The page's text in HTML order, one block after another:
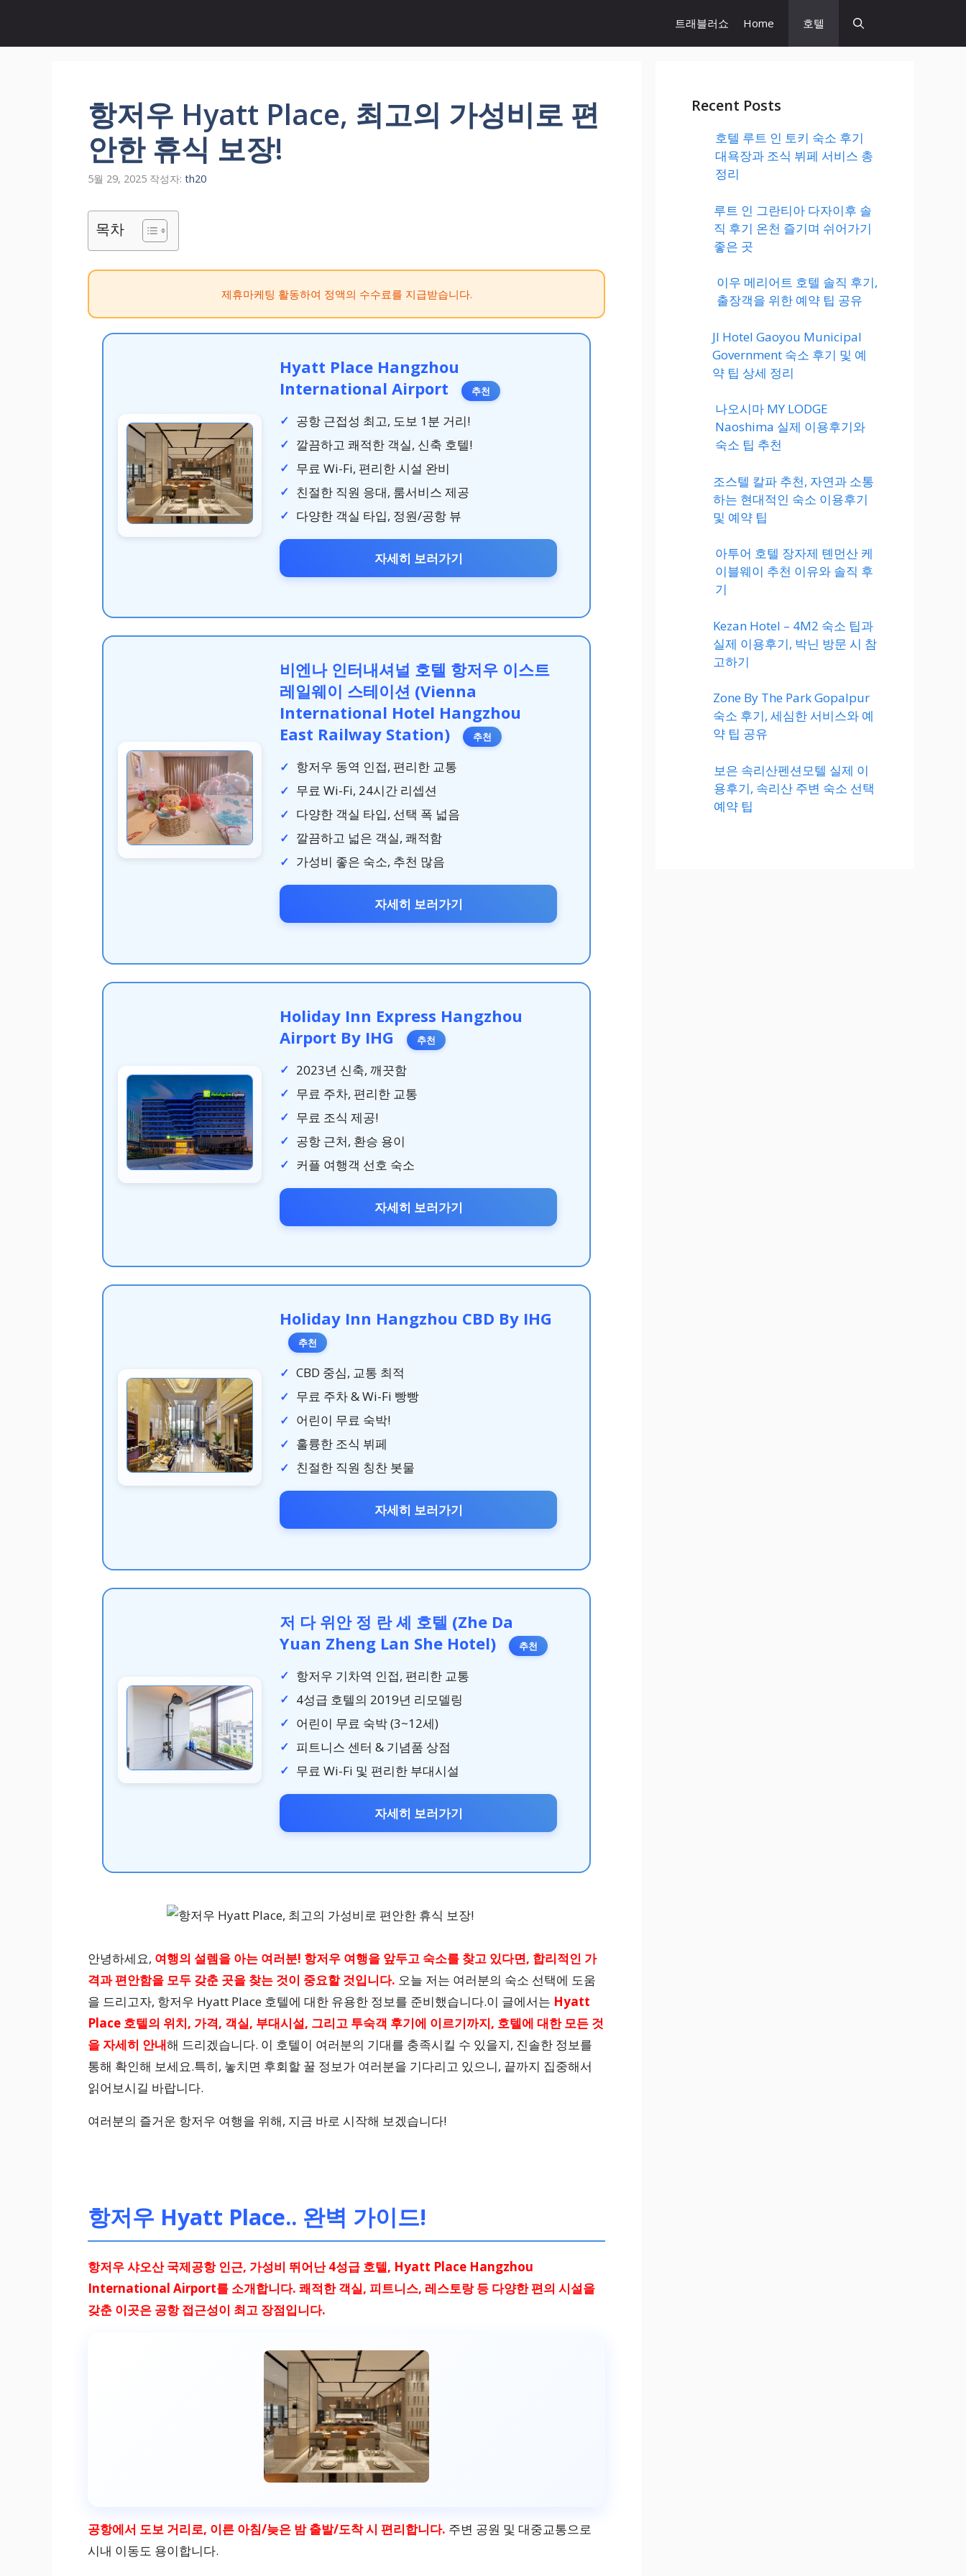
츠
트래블러쇼 Home 호텔
항저우 Hyatt Place, 최고의 가성비로 편
안한 휴식 보장!
5월 29, 2025 작성자: th20
목차
제휴마케팅 활동하여 정액의 수수료를 지급받습니다.
Hyatt Place Hangzhou
International Airport
추천
공항 근접성 최고, 도보 1분 거리!
깔끔하고 쾌적한 객실, 신축 호텔!
무료 Wi-Fi, 편리한 시설 완비
친절한 직원 응대, 룸서비스 제공
다양한 객실 타입, 정원/공항 뷰
자세히 보러가기
비엔나 인터내셔널 호텔 항저우 이스트
레일웨이 스테이션 (Vienna
International Hotel Hangzhou
East Railway Station)
추천
항저우 동역 인접, 편리한 교통
무료 Wi-Fi, 24시간 리셉션
다양한 객실 타입, 선택 폭 넓음
깔끔하고 넓은 객실, 쾌적함
가성비 좋은 숙소, 추천 많음
자세히 보러가기
Holiday Inn Express Hangzhou
Airport By IHG
추천
2023년 신축, 깨끗함
무료 주차, 편리한 교통
무료 조식 제공!
공항 근처, 환승 용이
커플 여행객 선호 숙소
자세히 보러가기
Holiday Inn Hangzhou CBD By IHG
추천
CBD 중심, 교통 최적
무료 주차 & Wi-Fi 빵빵
어린이 무료 숙박!
훌륭한 조식 뷔페
친절한 직원 칭찬 봇물
자세히 보러가기
저 다 위안 정 란 셰 호텔 (Zhe Da
Yuan Zheng Lan She Hotel)
추천
항저우 기차역 인접, 편리한 교통
4성급 호텔의 2019년 리모델링
어린이 무료 숙박 (3~12세)
피트니스 센터 & 기념품 상점
무료 Wi-Fi 및 편리한 부대시설
자세히 보러가기
안녕하세요, 여행의 설렘을 아는 여러분! 항저우 여행을 앞두고 숙소를 찾고 있다면, 합리적인 가
격과 편안함을 모두 갖춘 곳을 찾는 것이 중요할 것입니다. 오늘 저는 여러분의 숙소 선택에 도움
을 드리고자, 항저우 Hyatt Place 호텔에 대한 유용한 정보를 준비했습니다.이 글에서는 Hyatt
Place 호텔의 위치, 가격, 객실, 부대시설, 그리고 투숙객 후기에 이르기까지, 호텔에 대한 모든 것
을 자세히 안내해 드리겠습니다. 이 호텔이 여러분의 기대를 충족시킬 수 있을지, 진솔한 정보를
통해 확인해 보세요.특히, 놓치면 후회할 꿀 정보가 여러분을 기다리고 있으니, 끝까지 집중해서
읽어보시길 바랍니다.
여러분의 즐거운 항저우 여행을 위해, 지금 바로 시작해 보겠습니다!
항저우 Hyatt Place.. 완벽 가이드!
항저우 샤오산 국제공항 인근, 가성비 뛰어난 4성급 호텔, Hyatt Place Hangzhou
International Airport를 소개합니다. 쾌적한 객실, 피트니스, 레스토랑 등 다양한 편의 시설을
갖춘 이곳은 공항 접근성이 최고 장점입니다.
공항에서 도보 거리로, 이른 아침/늦은 밤 출발/도착 시 편리합니다. 주변 공원 및 대중교통으로
시내 이동도 용이합니다.
Recent Posts
호텔 루트 인 토키 숙소 후기
대욕장과 조식 뷔페 서비스 총
정리
루트 인 그란티아 다자이후 솔
직 후기 온천 즐기며 쉬어가기
좋은 곳
이우 메리어트 호텔 솔직 후기,
출장객을 위한 예약 팁 공유
JI Hotel Gaoyou Municipal
Government 숙소 후기 및 예
약 팁 상세 정리
나오시마 MY LODGE
Naoshima 실제 이용후기와
숙소 팁 추천
조스텔 칼파 추천, 자연과 소통
하는 현대적인 숙소 이용후기
및 예약 팁
아투어 호텔 장자제 톈먼산 케
이블웨이 추천 이유와 솔직 후
기
Kezan Hotel – 4M2 숙소 팁과
실제 이용후기, 박닌 방문 시 참
고하기
Zone By The Park Gopalpur
숙소 후기, 세심한 서비스와 예
약 팁 공유
보은 속리산펜션모텔 실제 이
용후기, 속리산 주변 숙소 선택
예약 팁